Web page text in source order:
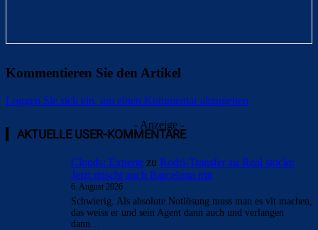
Kommentieren Sie den Artikel
Loggen Sie sich ein, um einen Kommentar abzugeben
- Anzeige -
AKTUELLE USER-KOMMENTARE
Clouds: Experte zu Rodri-Transfer zu Real stockt:
Jetzt mischt auch Barcelona mit
6. August 2026
Schwierig. Als absolute Notlösung muss man es vlt machen,
das weiss er und sein Agent dann auch und verlangen
dann…